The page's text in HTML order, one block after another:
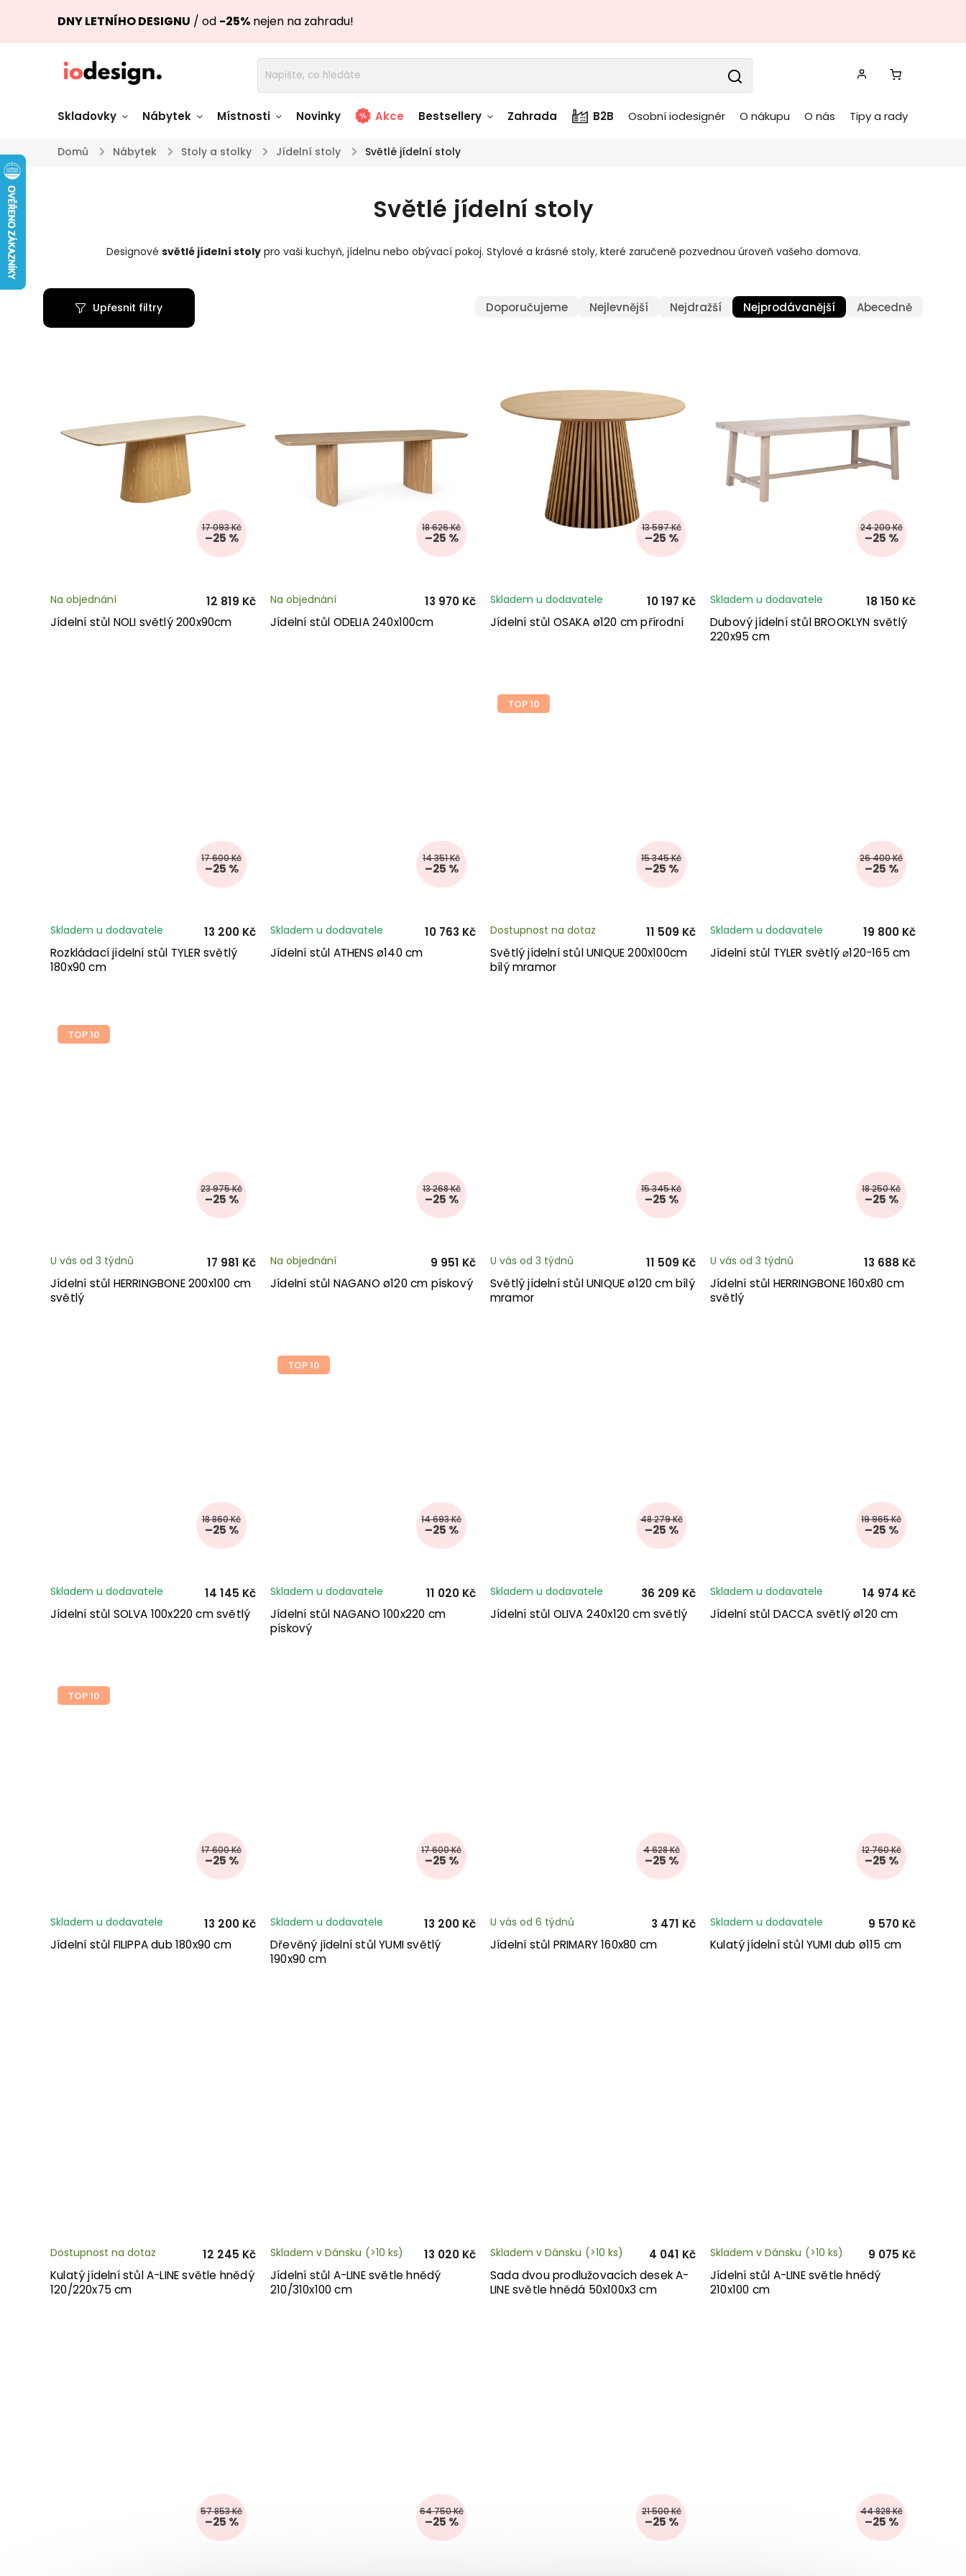
DNY LETNÍHO DESIGNU / od -25% nejen na zahradu!
Skladovky
Židle skladem Stoly skladem Stolky skladem
Zahradní nábytek
skladem
Světla skladem
Doplňky a
Textílie skladem
Nádobí skladem
Nábytek Místnosti Novinky Akce Bestsellery Zahrada B2B Osobní iodesignér O nákupu O nás Tipy a rady
Domů / Nábytek / Stoly a stolky / Jídelní stoly / Světlé jídelní stoly
Světlé jídelní stoly
Designové světlé jídelní stolypro vaši kuchyň, jídelnu nebo obývací pokoj. Stylové a krásné stoly, které zaručeně pozvednou úroveň vašeho domova.
Doporučujeme Nejlevnější Nejdražší Nejprodávanější Abecedně
Upřesnit filtry
17 093 Kč
–25 %
Jídelní stůl NOLI světlý 200x90cm
Na objednání 12 819 Kč
18 626 Kč
–25 %
Jídelní stůl ODELIA 240x100cm
Na objednání 13 970 Kč
13 597 Kč
–25 %
Jídelní stůl OSAKA ø120 cm přírodní
Skladem u dodavatele 10 197 Kč
24 200 Kč
–25 %
Dubový jídelní stůl BROOKLYN světlý
220x95 cm
Skladem u dodavatele 18 150 Kč
17 600 Kč
–25 %
Rozkládací jídelní stůl TYLER světlý
180x90 cm
Skladem u dodavatele 13 200 Kč
14 351 Kč
–25 %
Jídelní stůl ATHENS ø140 cm
Skladem u dodavatele 10 763 Kč
TOP 10
15 345 Kč
–25 %
Světlý jídelní stůl UNIQUE 200x100cm
bílý mramor
Dostupnost na dotaz 11 509 Kč
26 400 Kč
–25 %
Jídelní stůl TYLER světlý ⌀120-165 cm
Skladem u dodavatele 19 800 Kč
TOP 10
23 975 Kč
–25 %
Jídelní stůl HERRINGBONE 200x100 cm
světlý
U vás od 3 týdnů 17 981 Kč
13 268 Kč
–25 %
Jídelní stůl NAGANO ø120 cm pískový
Na objednání 9 951 Kč
15 345 Kč
–25 %
Světlý jídelní stůl UNIQUE ø120 cm bílý
mramor
U vás od 3 týdnů 11 509 Kč
18 250 Kč
–25 %
Jídelní stůl HERRINGBONE 160x80 cm
světlý
U vás od 3 týdnů 13 688 Kč
18 860 Kč
–25 %
Jídelní stůl SOLVA 100x220 cm světlý
Skladem u dodavatele 14 145 Kč
TOP 10
14 693 Kč
–25 %
Jídelní stůl NAGANO 100x220 cm
pískový
Skladem u dodavatele 11 020 Kč
48 279 Kč
–25 %
Jídelní stůl OLIVA 240x120 cm světlý
Skladem u dodavatele 36 209 Kč
19 965 Kč
–25 %
Jídelní stůl DACCA světlý ø120 cm
Skladem u dodavatele 14 974 Kč
TOP 10
17 600 Kč
–25 %
Jídelní stůl FILIPPA dub 180x90 cm
Skladem u dodavatele 13 200 Kč
17 600 Kč
–25 %
Dřevěný jídelní stůl YUMI světlý
190x90 cm
Skladem u dodavatele 13 200 Kč
4 628 Kč
–25 %
Jídelní stůl PRIMARY 160x80 cm
U vás od 6 týdnů 3 471 Kč
12 760 Kč
–25 %
Kulatý jídelní stůl YUMI dub ø115 cm
Skladem u dodavatele 9 570 Kč
Kulatý jídelní stůl A-LINE světle hnědý
120/220x75 cm
Dostupnost na dotaz
12 245 Kč
Jídelní stůl A-LINE světle hnědý
210/310x100 cm
Skladem v Dánsku (>10 ks)
13 020 Kč
Sada dvou prodlužovacích desek A-
LINE světle hnědá 50x100x3 cm
Skladem v Dánsku (>10 ks)
4 041 Kč
Jídelní stůl A-LINE světle hnědý
210x100 cm
Skladem v Dánsku (>10 ks) 9 075 Kč
57 853 Kč
–25 %
64 750 Kč
–25 %
21 500 Kč
–25 %
44 828 Kč
–25 %